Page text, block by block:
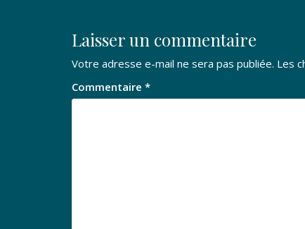
Laisser un commentaire
Votre adresse e-mail ne sera pas publiée. Les
Commentaire *